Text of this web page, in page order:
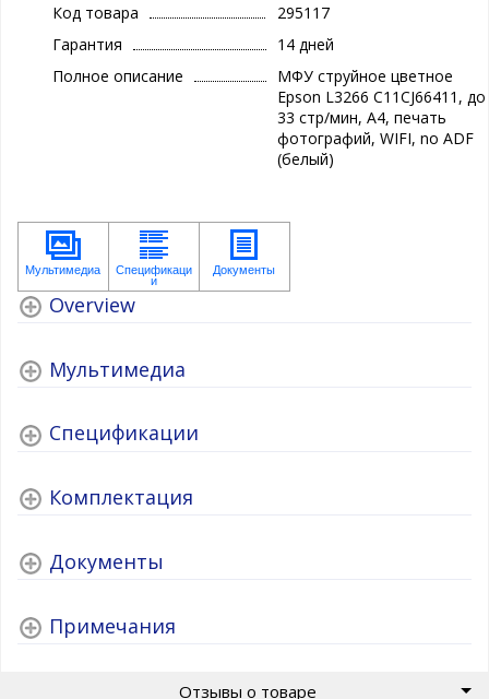
Код товара
295117
Гарантия
14 дней
Полное описание
МФУ струйное цветное
Epson L3266 C11CJ66411, до
33 стр/мин, А4, печать
фотографий, WIFI, no ADF
(белый)
Overview
Мультимедиа
Спецификации
Комплектация
Документы
Примечания
Отзывы о товаре